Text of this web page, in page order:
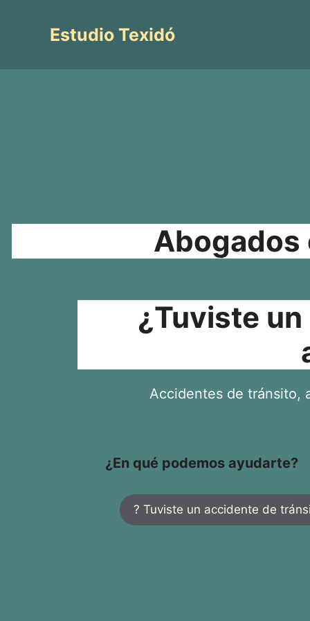
contenidoEstudio Texidó
Abogados
¿Tuviste
Accidentes de tránsito,
¿En qué podemos ayudarte?
? Tuviste un accidente de